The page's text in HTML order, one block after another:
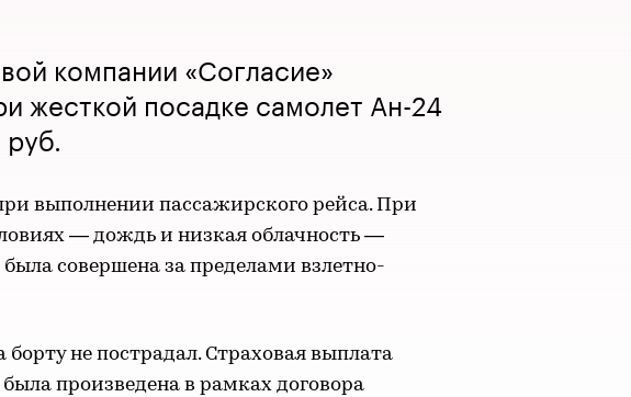
компании «Согласие»
жесткой посадке самолет Ан-24
выполнении пассажирского рейса. При
— дождь и низкая облачность —
совершена за пределами взлетно-
не пострадал. Страховая выплата
произведена в рамках договора